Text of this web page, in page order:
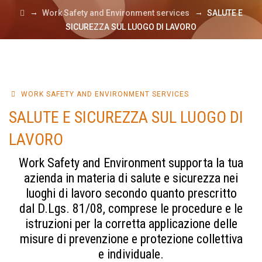
→ Work Safety and Environment services → SALUTE E
SICUREZZA SUL LUOGO DI LAVORO
WORK SAFETY AND ENVIRONMENT SERVICES
SALUTE E SICUREZZA SUL LUOGO DI
LAVORO
Work Safety and Environment supporta la tua
azienda in materia di salute e sicurezza nei
luoghi di lavoro secondo quanto prescritto
dal D.Lgs. 81/08, comprese le procedure e le
istruzioni per la corretta applicazione delle
misure di prevenzione e protezione collettiva
e individuale.